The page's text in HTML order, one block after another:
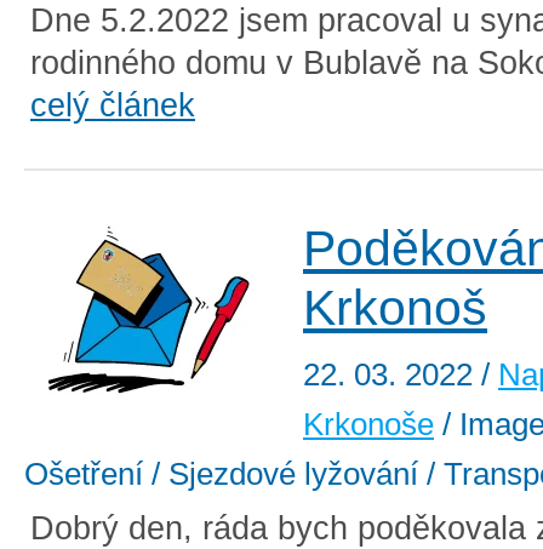
Dne 5.2.2022 jsem pracoval u
rodinného domu v Bublavě na
celý článek
Krkonoš
22. 03. 2022 /
Krkonoše /
Ošetření / Sjezdové lyžování /
Dobrý den, ráda bych poděkovala